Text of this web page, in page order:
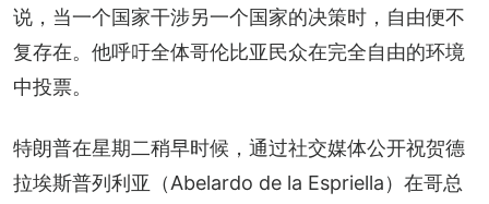
说，当一个国家干涉另一个国家的决策时，自由便不
复存在。他呼吁全体哥伦比亚民众在完全自由的环境
中投票。
特朗普在星期二稍早时候，通过社交媒体公开祝贺德
拉埃斯普列利亚（Abelardo de la Espriella）在哥总